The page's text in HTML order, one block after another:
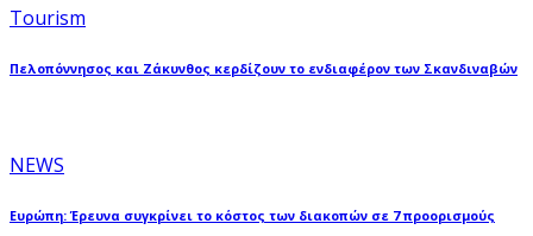
Tourism
Πελοπόννησος και Ζάκυνθος κερδίζουν το ενδιαφέρον των Σκανδιναβών
NEWS
Ευρώπη: Έρευνα συγκρίνει το κόστος των διακοπών σε 7 προορισμούς